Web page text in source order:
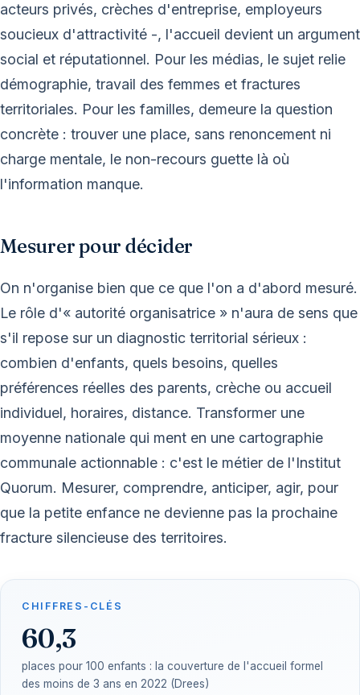
acteurs privés, crèches d'entreprise, employeurs
soucieux d'attractivité -, l'accueil devient un argument
social et réputationnel. Pour les médias, le sujet relie
démographie, travail des femmes et fractures
territoriales. Pour les familles, demeure la question
concrète : trouver une place, sans renoncement ni
charge mentale, le non-recours guette là où
l'information manque.
Mesurer pour décider
On n'organise bien que ce que l'on a d'abord mesuré.
Le rôle d'« autorité organisatrice » n'aura de sens que
s'il repose sur un diagnostic territorial sérieux :
combien d'enfants, quels besoins, quelles
préférences réelles des parents, crèche ou accueil
individuel, horaires, distance. Transformer une
moyenne nationale qui ment en une cartographie
communale actionnable : c'est le métier de l'Institut
Quorum. Mesurer, comprendre, anticiper, agir, pour
que la petite enfance ne devienne pas la prochaine
fracture silencieuse des territoires.
CHIFFRES-CLÉS
60,3
places pour 100 enfants : la couverture de l'accueil formel
des moins de 3 ans en 2022 (Drees)